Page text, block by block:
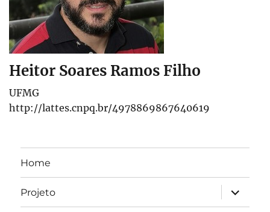
Heitor Soares Ramos Filho
UFMG
http://lattes.cnpq.br/4978869867640619
Home
Projeto
expandir